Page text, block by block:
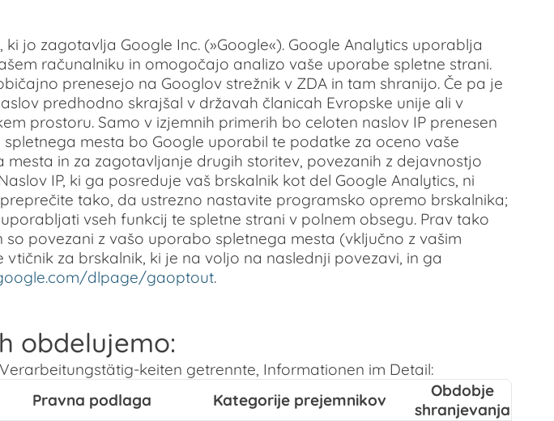
jo zagotavlja Google Inc. (»Google«). Google Analytics uporablja
računalniku in omogočajo analizo vaše uporabe spletne strani.
prenesejo na Googlov strežnik v ZDA in tam shranijo. Če pa je
predhodno skrajšal v državah članicah Evropske unije ali v
prostoru. Samo v izjemnih primerih bo celoten naslov IP prenesen
mesta bo Google uporabil te podatke za oceno vaše
in za zagotavljanje drugih storitev, povezanih z dejavnostjo
IP, ki ga posreduje vaš brskalnik kot del Google Analytics, ni
tako, da ustrezno nastavite programsko opremo brskalnika;
vseh funkcij te spletne strani v polnem obsegu. Prav tako
povezani z vašo uporabo spletnega mesta (vključno z vašim
za brskalnik, ki je na voljo na naslednji povezavi, in ga
dlpage/gaoptout.
obdelujemo:
keiten getrennte, Informationen im Detail:
Pravna podlaga Kategorije prejemnikov
Obdobje
shranjevanja